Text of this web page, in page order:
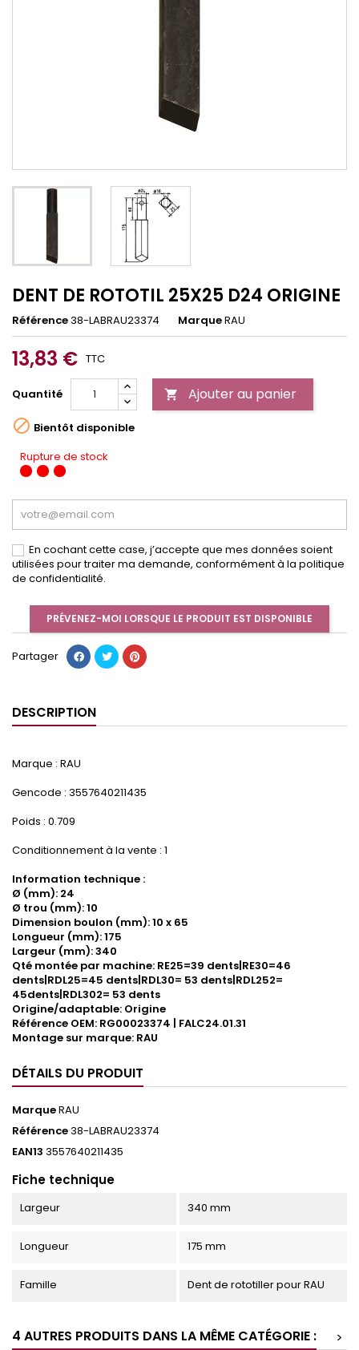
DENT DE ROTOTIL 25X25 D24 ORIGINE
Référence38-LABRAU23374 MarqueRAU
13,83 € TTC
Quantité  Ajouter au panier
 Bientôt disponible
Rupture de stock
En cochant cette case, j’accepte que mes données soient
utilisées pour traiter ma demande, conformément à la politique
de confidentialité.
PRÉVENEZ-MOI LORSQUE LE PRODUIT EST DISPONIBLE
Partager
DESCRIPTION
Marque : RAU
Gencode : 3557640211435
Poids : 0.709
Conditionnement à la vente : 1
Information technique :
Ø (mm): 24
Ø trou (mm): 10
Dimension boulon (mm): 10 x 65
Longueur (mm): 175
Largeur (mm): 340
Qté montée par machine: RE25=39 dents|RE30=46
dents|RDL25=45 dents|RDL30= 53 dents|RDL252=
45dents|RDL302= 53 dents
Origine/adaptable: Origine
Référence OEM: RG00023374 | FALC24.01.31
Montage sur marque: RAU
DÉTAILS DU PRODUIT
MarqueRAU
Référence38-LABRAU23374
EAN13 3557640211435
Fiche technique
Largeur 340 mm
Longueur 175 mm
Famille Dent de rototiller pour RAU
4 AUTRES PRODUITS DANS LA MÊME CATÉGORIE :
>